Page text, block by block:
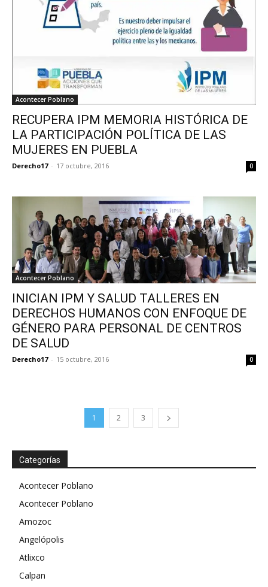
Acontecer Poblano
RECUPERA IPM MEMORIA HISTÓRICA DE
LA PARTICIPACIÓN POLÍTICA DE LAS
MUJERES EN PUEBLA
Derecho17 - 17 octubre, 2016 0
Acontecer Poblano
INICIAN IPM Y SALUD TALLERES EN
DERECHOS HUMANOS CON ENFOQUE DE
GÉNERO PARA PERSONAL DE CENTROS
DE SALUD
Derecho17 - 15 octubre, 2016 0
1 2 3
Categorías
Acontecer Poblano
Acontecer Poblano
Amozoc
Angelópolis
Atlixco
Calpan